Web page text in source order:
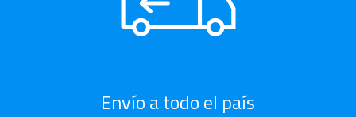
Envío a todo el país